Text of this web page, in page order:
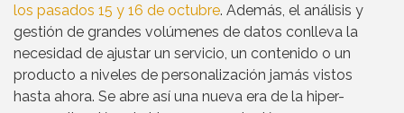
los pasados 15 y 16 de octubre. Además, el análisis y
gestión de grandes volúmenes de datos conlleva la
necesidad de ajustar un servicio, un contenido o un
producto a niveles de personalización jamás vistos
hasta ahora. Se abre así una nueva era de la hiper-